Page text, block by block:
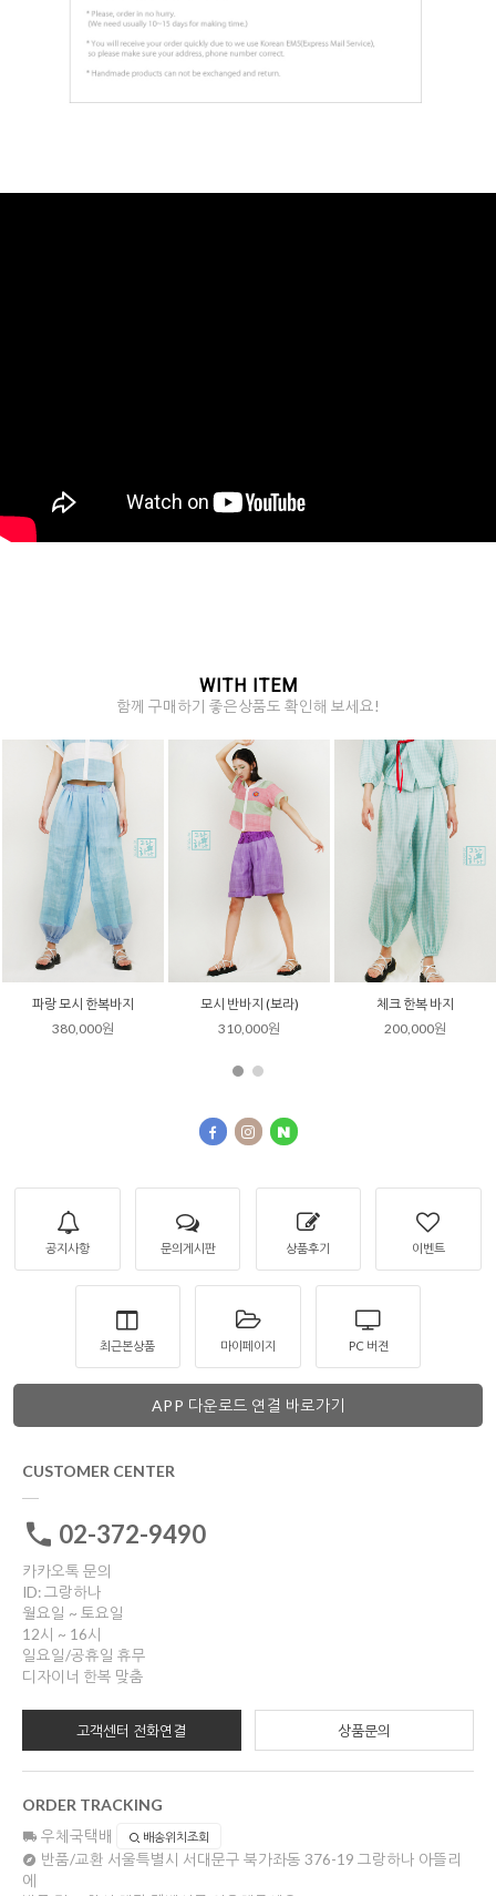
WITH ITEM
함께 구매하기 좋은상품도 확인해 보세요!
체크 한복 바지
200,000원
모시 볼레로 저고리 (하늘)
290,000원
모시 볼레로 저고리 (자수)
330,000원
공지사항 문의게시판 상품후기 이벤트
최근본상품 마이페이지 PC 버젼
APP 다운로드 연결 바로가기
CUSTOMER CENTER
02-372-9490
카카오톡 문의
ID: 그랑하나
월요일 ~ 토요일
12시 ~ 16시
일요일/공휴일 휴무
디자이너 한복 맞춤
고객센터 전화연결 상품문의
ORDER TRACKING
우체국택배 배송위치조회
반품/교환 서울특별시 서대문구 북가좌동 376-19 그랑하나 아뜰리
에